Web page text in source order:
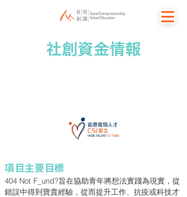
社創資金情報
項目主要目標
404 Not F_und?旨在協助青年將想法實踐為現實，從
錯誤中得到寶貴經驗，從而提升工作、抗疫或科技才